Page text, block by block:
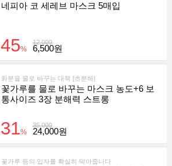
네피아 코 세레브 마스크 5매입
12,000
45% 6,500원
화분을 물로 바꾸는 대책 [초분해]
꽃가루를 물로 바꾸는 마스크 농도+6 보
통사이즈 3장 분해력 스트롱
35,000
31% 24,000원
꽃가루 등의 입자를 확실히 막아줍니다